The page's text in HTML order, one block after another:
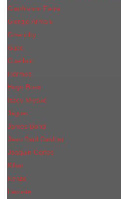
Gianfranco Ferre
Giorgio Armani
Givenchy
Gucci
Guerlain
Hermes
Hugo Boss
Issey Miyake
Jaguar
James Bond
Jean Paul Gaultier
Joaquin Сortes
Kilian
Kenzo
Lacoste